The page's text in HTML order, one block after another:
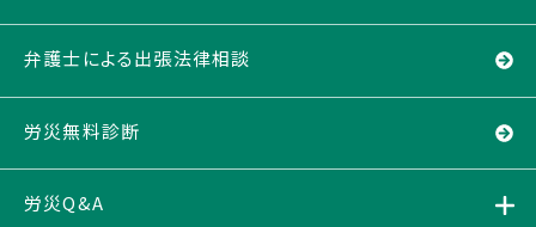
弁護士による出張法律相談
労災無料診断
労災Q&A